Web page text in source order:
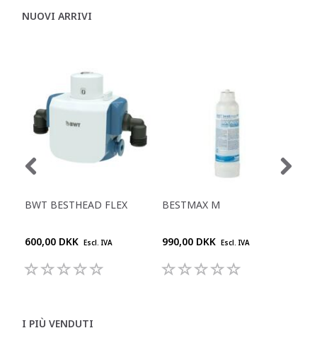
NUOVI ARRIVI
BWT BESTHEAD FLEX
600,00 DKK Escl. IVA
BESTMAX M
990,00 DKK Escl. IVA
I PIÙ VENDUTI